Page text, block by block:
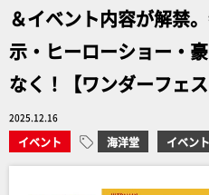
＆イベント内容が解禁
示・ヒーローショー・
なく！【ワンダーフェ
2025.12.16
イベント 海洋堂 イベン